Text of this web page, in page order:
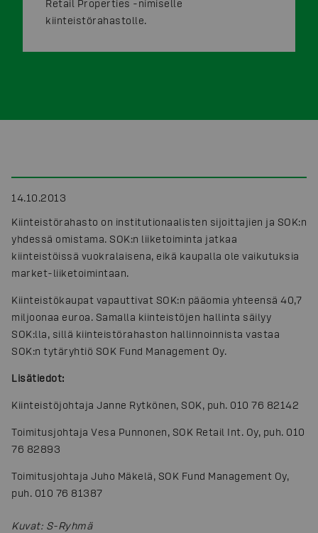
Retail Properties -nimiselle
kiinteistörahastolle.
14.10.2013
Kiinteistörahasto on institutionaalisten sijoittajien ja SOK:n
yhdessä omistama. SOK:n liiketoiminta jatkaa
kiinteistöissä vuokralaisena, eikä kaupalla ole vaikutuksia
market-liiketoimintaan.
Kiinteistökaupat vapauttivat SOK:n pääomia yhteensä 40,7
miljoonaa euroa. Samalla kiinteistöjen hallinta säilyy
SOK:lla, sillä kiinteistörahaston hallinnoinnista vastaa
SOK:n tytäryhtiö SOK Fund Management Oy.
Lisätiedot:
Kiinteistöjohtaja Janne Rytkönen, SOK, puh. 010 76 82142
Toimitusjohtaja Vesa Punnonen, SOK Retail Int. Oy, puh. 010
76 82893
Toimitusjohtaja Juho Mäkelä, SOK Fund Management Oy,
puh. 010 76 81387
Kuvat: S-Ryhmä